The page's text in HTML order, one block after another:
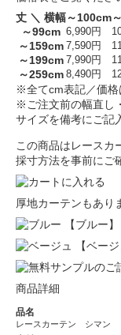
丈 ＼ 横幅～100cm
～99cm 6,990円
～159cm 7,590円
～199cm 7,990円
～259cm 8,490円
※全てcm表記／価格
※ご注文前の幅直し
サイズを備考にご記
この商品はレースカ
採寸方法を事前にご
厚地カーテンもあり
【ブルー】
【ベージ
商品詳細
品名
レースカーテン シマン